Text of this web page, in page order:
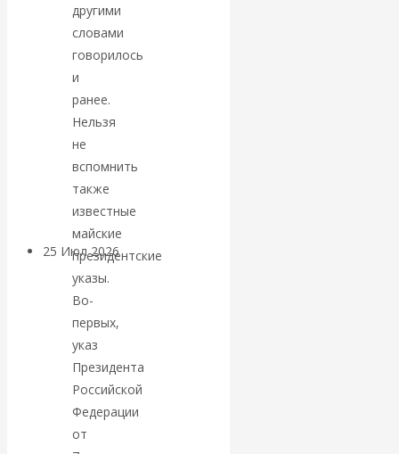
Валентин
КАтасонов.
Может ли
Америка
покинуть НАТО?
25 Июл 2026Комментарии,
интервью и беседы
«Об этом
молчат»:
экономист
другими
словами
говорилось
и
ранее.
Нельзя
не
вспомнить
также
известные
майские
президентские
указы.
Во-
первых,
указ
Президента
Российской
Федерации
от